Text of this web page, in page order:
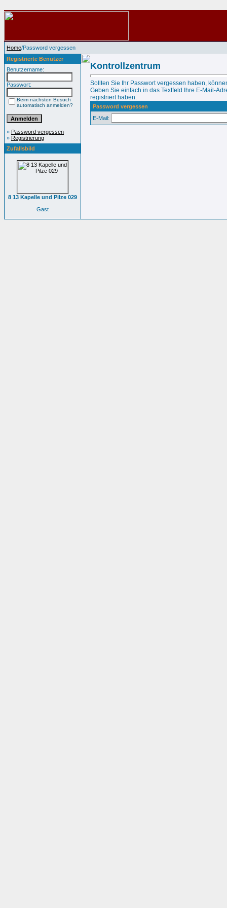
Home/Password vergessen
Registrierte Benutzer
Benutzername:
Passwort:
Beim nächsten Besuch
automatisch anmelden?
» Password vergessen
» Registrierung
Zufallsbild
8 13 Kapelle und Pilze 029
Gast
Kontrollzentrum
Sollten Sie Ihr Passwort vergessen haben,
Geben Sie einfach in das Textfeld Ihre E-Mail-
registriert haben.
Password vergessen
E-Mail: